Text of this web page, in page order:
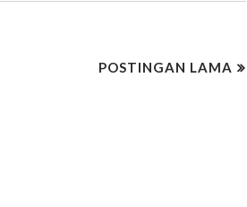
POSTINGAN LAMA